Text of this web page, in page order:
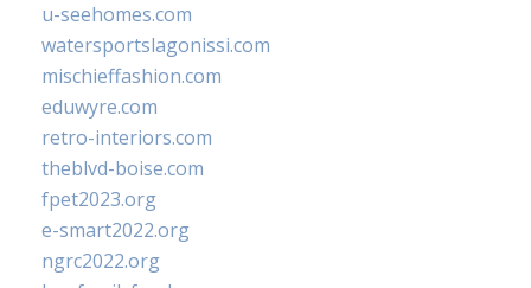
u-seehomes.com
watersportslagonissi.com
mischieffashion.com
eduwyre.com
retro-interiors.com
theblvd-boise.com
fpet2023.org
e-smart2022.org
ngrc2022.org